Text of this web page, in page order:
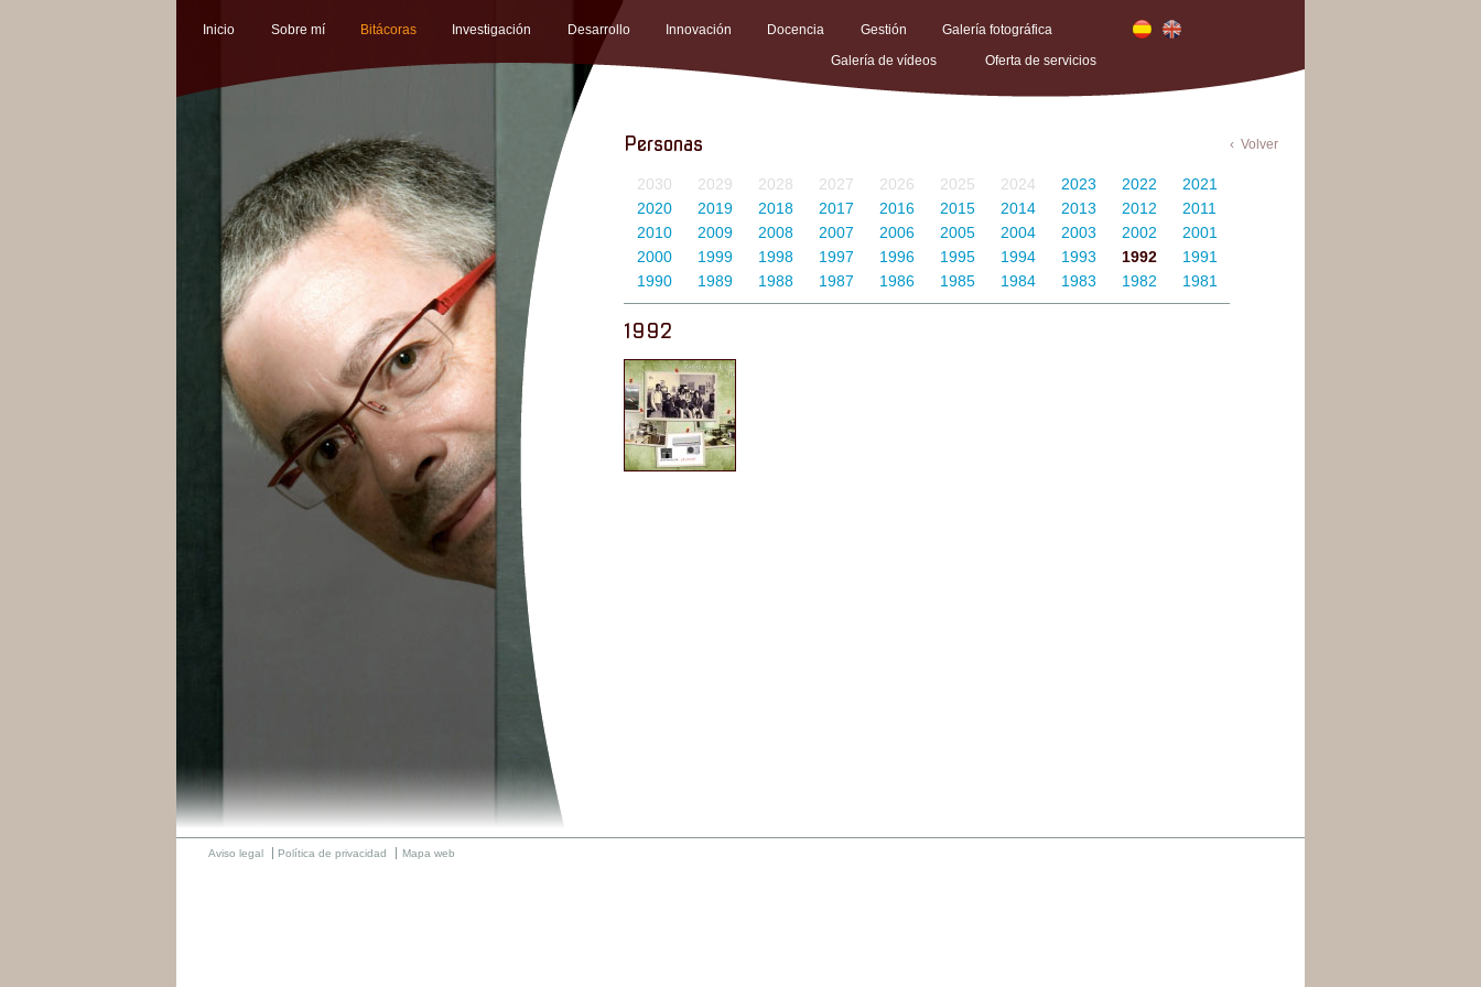
Inicio Sobre mí Bitácoras Investigación Desarrollo Innovación Docencia Gestión
Galería fotográfica
Galería de vídeos
Oferta de servicios
Personas Volver
2030 2029 2028 2027 2026 2025 2024 2023 2022
2021
2020
2019 2018 2017 2016 2015 2014 2013 2012
2011
2010
2009 2008 2007 2006 2005 2004 2003 2002
2001
2000
1999 1998 1997 1996 1995 1994 1993 1992
1991
1990
1989 1988 1987 1986 1985 1984 1983 1982 1981
1992
Aviso legal Política de privacidad Mapa web